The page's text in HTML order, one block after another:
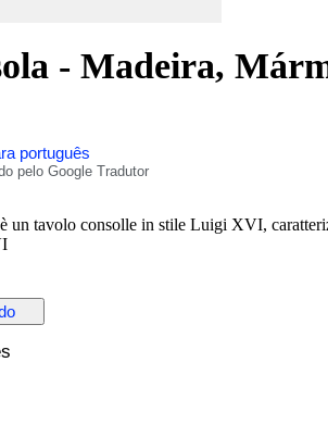
- Madeira,
português
pelo Google Tradutor
un tavolo consolle in stile Luigi XVI,